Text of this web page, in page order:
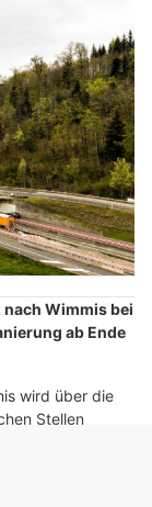
Wimmis bei
ab Ende
wird über die
Stellen
sind von